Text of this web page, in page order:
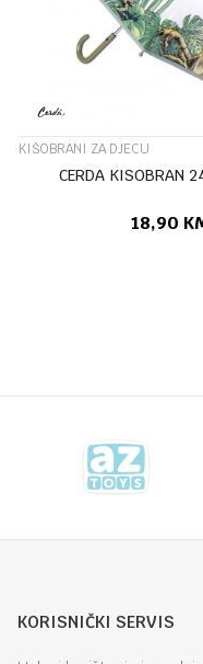
KIŠOBRANI ZA DJECU
CERDA KISOBRAN
18,90
KORISNIČKI SERVIS